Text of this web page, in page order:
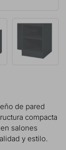
de pared
compacta
salones
y estilo.